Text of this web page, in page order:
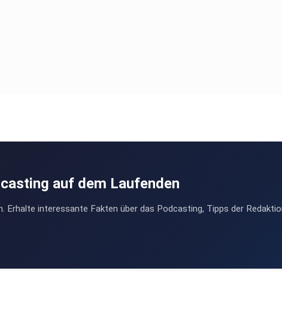
auf dem Laufenden
Erhalte interessante Fakten über das Podcasting, Tipps der